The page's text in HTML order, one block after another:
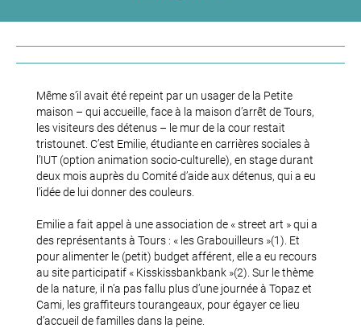
Même s’il avait été repeint par un usager de la Petite
maison – qui accueille, face à la maison d’arrêt de Tours,
les visiteurs des détenus – le mur de la cour restait
tristounet. C’est Emilie, étudiante en carrières sociales à
l’IUT (option animation socio-culturelle), en stage durant
deux mois auprès du Comité d’aide aux détenus, qui a eu
l’idée de lui donner des couleurs.
Emilie a fait appel à une association de « street art » qui a
des représentants à Tours : « les Grabouilleurs »(1). Et
pour alimenter le (petit) budget afférent, elle a eu recours
au site participatif « Kisskissbankbank »(2). Sur le thème
de la nature, il n’a pas fallu plus d’une journée à Topaz et
Cami, les graffiteurs tourangeaux, pour égayer ce lieu
d’accueil de familles dans la peine.